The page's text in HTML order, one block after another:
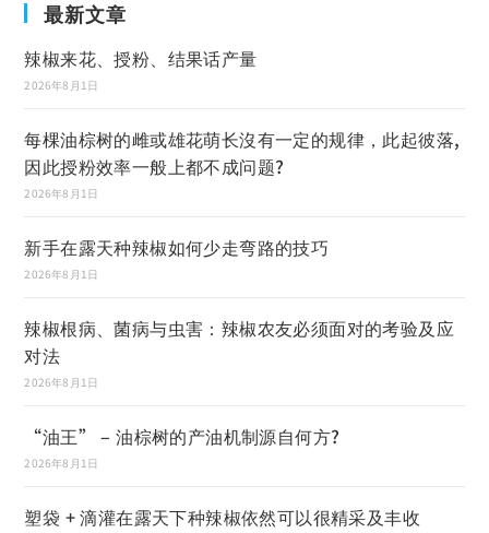
最新文章
辣椒来花、授粉、结果话产量
2026年8月1日
每棵油棕树的雌或雄花萌长沒有一定的规律，此起彼落,
因此授粉效率一般上都不成问题?
2026年8月1日
新手在露天种辣椒如何少走弯路的技巧
2026年8月1日
辣椒根病、菌病与虫害：辣椒农友必须面对的考验及应
对法
2026年8月1日
“油王” – 油棕树的产油机制源自何方?
2026年8月1日
塑袋 + 滴灌在露天下种辣椒依然可以很精采及丰收